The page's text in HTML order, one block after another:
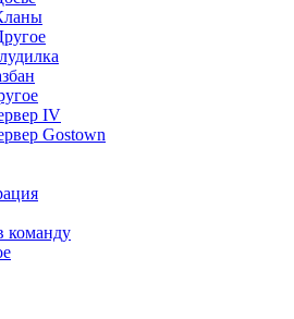
IV
Gostown
команду